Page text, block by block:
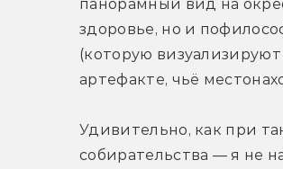
панорамный вид на
здоровье, но и
(которую
артефакте, чьё
Удивительно, как при
собирательства — я не